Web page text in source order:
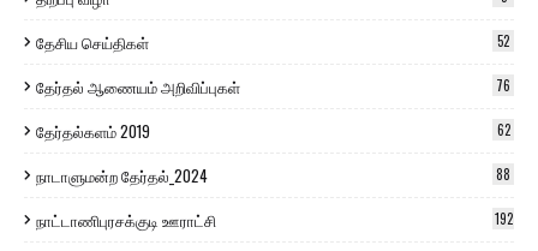
தேசிய செய்திகள் 52
தேர்தல் ஆணையம் அறிவிப்புகள் 76
தேர்தல்களம் 2019 62
நாடாளுமன்ற தேர்தல்_2024 88
நாட்டாணிபுரசக்குடி ஊராட்சி 192